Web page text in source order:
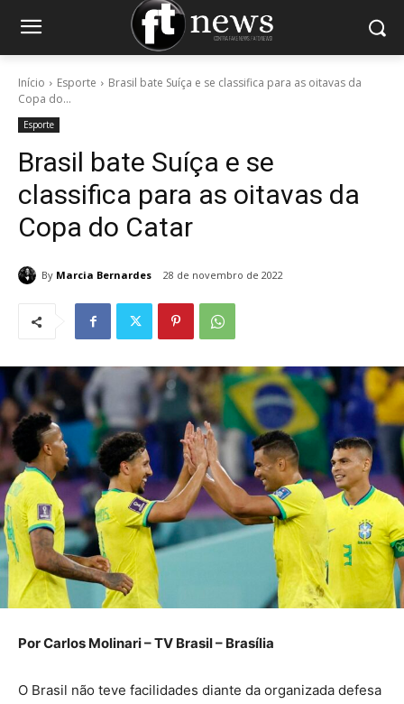
Início Esporte
Brasil bate Suíça e se classifica para as oitavas da
Copa do...
Esporte
Brasil bate Suíça e se
classifica para as oitavas da
Copa do Catar
By Marcia Bernardes 28 de novembro de 2022
Por Carlos Molinari – TV Brasil – Brasília
O Brasil não teve facilidades diante da organizada defesa